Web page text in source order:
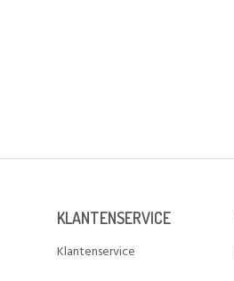
KLANTENSERVICE
Klantenservice